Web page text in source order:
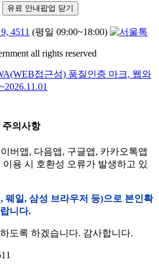
유료 안내팝업 닫기
4511 (평일 09:00~18:00)
all rights reserved
주의사항
버앱, 다음앱, 구글앱, 카카오톡앱
용 시 호환성 오류가 발생하고 있
웨일, 삼성 브라우저 등)으로 본인확
니다.
도록 하겠습니다. 감사합니다.